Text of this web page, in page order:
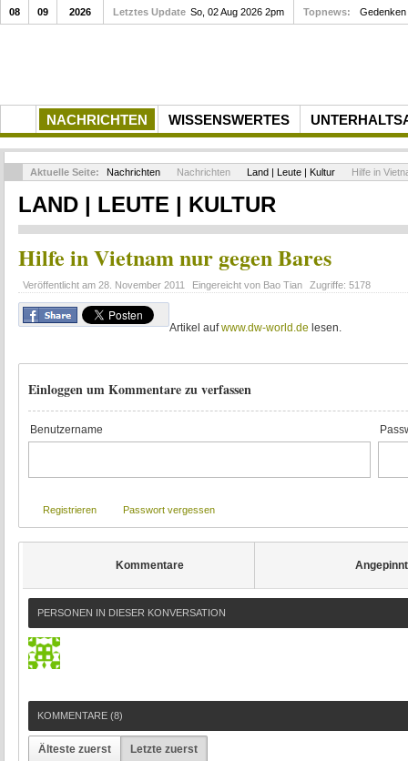
NACHRICHTEN WISSENSWERTES
08 09 2026 Letztes Update So, 02 Aug 2026 2pm Topnews:
Gedenkfeier zum 10. Todestag von Rupert
Aktuelle Seite: Nachrichten Nachrichten Land | Leute | Kultur Hilfe in
LAND | LEUTE | KULTUR
Hilfe in Vietnam nur gegen Bares
Veröffentlicht am 28. November 2011 Eingereicht von Bao Tian Zugriffe: 5178
Artikel aufwww.dw-world.de lesen.
Einloggen um Kommentare zu verfassen
Benutzername
Registrieren Passwort vergessen
Kommentare Angepinnt
PERSONEN IN DIESER KONVERSATION
KOMMENTARE (8)
Älteste zuerst Letzte zuerst